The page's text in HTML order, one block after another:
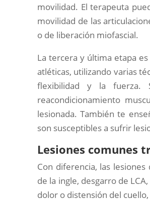
movilidad. El terapeuta
movilidad de las
o de liberación miofascial.
La tercera y última etapa
atléticas, utilizando varias
flexibilidad y la fuerza.
reacondicionamiento
lesionada. También te
son susceptibles a sufrir
Lesiones comunes
Con diferencia, las
de la ingle, desgarro de
dolor o distensión del